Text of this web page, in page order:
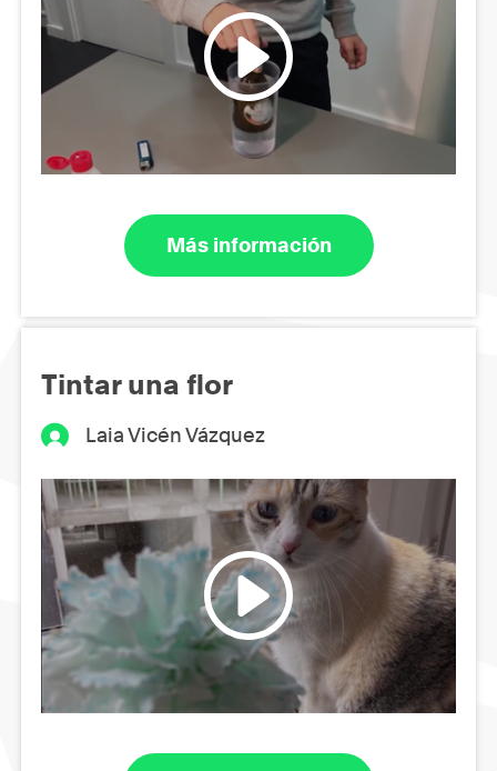
Más información
Tintar una flor
Laia Vicén Vázquez